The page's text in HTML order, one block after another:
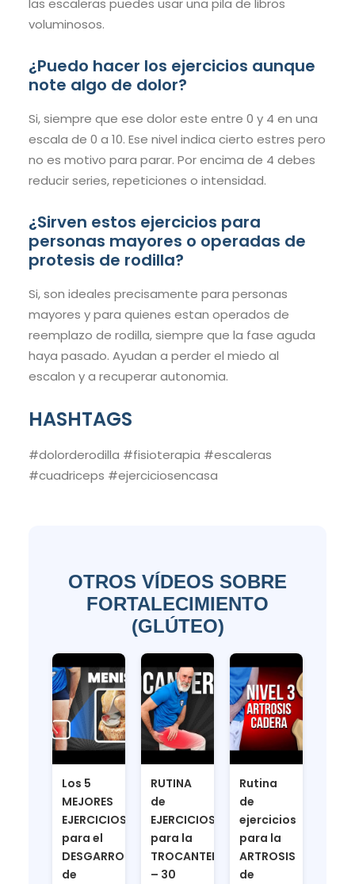
las escaleras puedes usar una pila de libros
voluminosos.
¿Puedo hacer los ejercicios aunque
note algo de dolor?
Si, siempre que ese dolor este entre 0 y 4 en una
escala de 0 a 10. Ese nivel indica cierto estres pero
no es motivo para parar. Por encima de 4 debes
reducir series, repeticiones o intensidad.
¿Sirven estos ejercicios para
personas mayores o operadas de
protesis de rodilla?
Si, son ideales precisamente para personas
mayores y para quienes estan operados de
reemplazo de rodilla, siempre que la fase aguda
haya pasado. Ayudan a perder el miedo al
escalon y a recuperar autonomia.
HASHTAGS
#dolorderodilla #fisioterapia #escaleras
#cuadriceps #ejerciciosencasa
OTROS VÍDEOS SOBRE
FORTALECIMIENTO
(GLÚTEO)
Los 5
MEJORES
EJERCICIOS
para el
DESGARRO
de
RUTINA
de
EJERCICIOS
para la
TROCANTERITIS
– 30
Rutina
de
ejercicios
para la
ARTROSIS
de